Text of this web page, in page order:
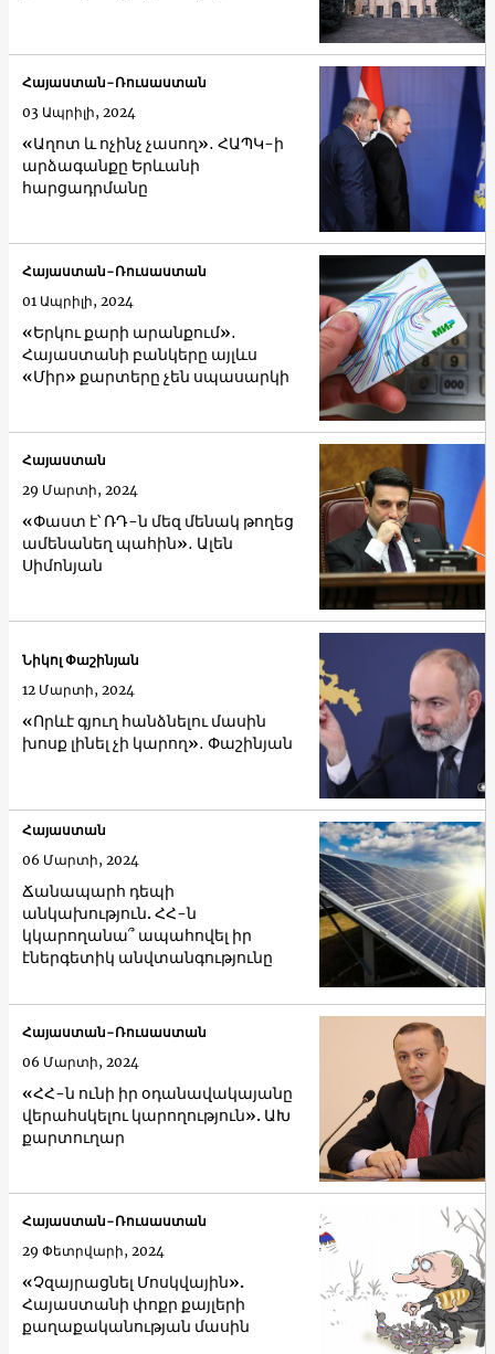
«Աղոտ և ոչինչ չասող»․ ՀԱՊԿ-ի
արձագանքը Երևանի
հարցադրմանը
Հայաստան-Ռուսաստան
03 Ապրիլի, 2024
«Երկու քարի արանքում»․
Հայաստանի բանկերը այլևս
«Միր» քարտերը չեն սպասարկի
Հայաստան-Ռուսաստան
01 Ապրիլի, 2024
«Փաստ է՝ ՌԴ-ն մեզ մենակ թողեց
ամենանեղ պահին»․ Ալեն
Սիմոնյան
Հայաստան
29 Մարտի, 2024
«Որևէ գյուղ հանձնելու մասին
խոսք լինել չի կարող»․ Փաշինյան
Նիկոլ Փաշինյան
12 Մարտի, 2024
Ճանապարհ դեպի
անկախություն. ՀՀ-ն
կկարողանա՞ ապահովել իր
էներգետիկ անվտանգությունը
Հայաստան
06 Մարտի, 2024
«ՀՀ-ն ունի իր օդանավակայանը
վերահսկելու կարողություն». ԱԽ
քարտուղար
Հայաստան-Ռուսաստան
06 Մարտի, 2024
«Չզայրացնել Մոսկվային».
Հայաստանի փոքր քայլերի
քաղաքականության մասին
Հայաստան-Ռուսաստան
29 Փետրվարի, 2024